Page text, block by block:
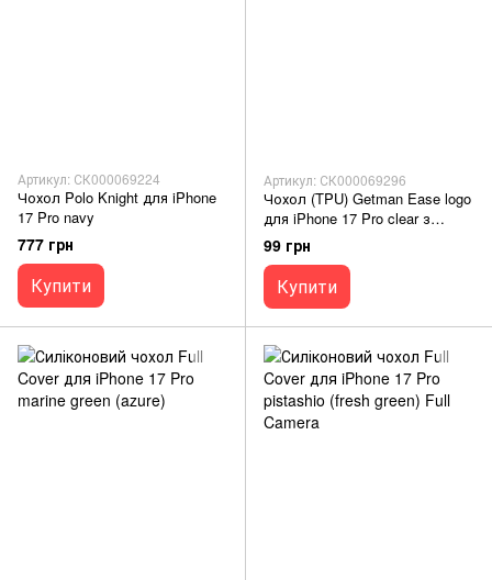
Артикул: СК000069224
Чохол Polo Knight для iPhone
17 Pro navy
777 грн
Купити
Артикул: СК000069296
Чохол (TPU) Getman Ease logo
для iPhone 17 Pro clear з
посиленими кутами
99 грн
Купити